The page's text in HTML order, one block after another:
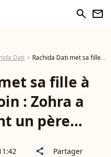
search newsletter
Dati Rachida Dati met sa fille à l'abri du besoin : Zohra a officiellement un père...
sa fille à
: Zohra a
un père...
share Partager